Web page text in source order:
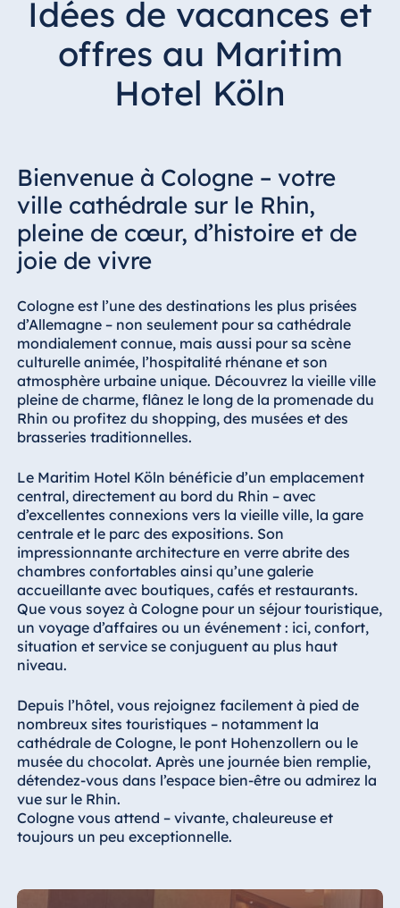
Hotel Bonn
Hotel Bremen
Hotel Darmstadt
Hotel am
Schlossgarten
Fulda
Airport Hotel
Hannover
Hotel Bellevue
Kiel
Hotel Köln
Hotel
Königswinter
Hotel Magdeburg
Hotel Stuttgart
Seehotel
Timmendorfer
Strand
TitiseeHotel
Titisee-Neustadt
Strandhotel
Travemünde
Star-Apart Hansa
Hotel Wiesbaden
Hotel Würzburg
Egypte
Idées de vacances et
offres au Maritim
Hotel Köln
Bienvenue à Cologne – votre
ville cathédrale sur le Rhin,
pleine de cœur, d’histoire et de
joie de vivre
Cologne est l’une des destinations les plus prisées
d’Allemagne – non seulement pour sa cathédrale
mondialement connue, mais aussi pour sa scène
culturelle animée, l’hospitalité rhénane et son
atmosphère urbaine unique. Découvrez la vieille ville
pleine de charme, flânez le long de la promenade du
Rhin ou profitez du shopping, des musées et des
brasseries traditionnelles.
Le Maritim Hotel Köln bénéficie d’un emplacement
central, directement au bord du Rhin – avec
d’excellentes connexions vers la vieille ville, la gare
centrale et le parc des expositions. Son
impressionnante architecture en verre abrite des
chambres confortables ainsi qu’une galerie
accueillante avec boutiques, cafés et restaurants.
Que vous soyez à Cologne pour un séjour touristique,
un voyage d’affaires ou un événement : ici, confort,
situation et service se conjuguent au plus haut
niveau.
Depuis l’hôtel, vous rejoignez facilement à pied de
nombreux sites touristiques – notamment la
cathédrale de Cologne, le pont Hohenzollern ou le
musée du chocolat. Après une journée bien remplie,
détendez-vous dans l’espace bien-être ou admirez la
vue sur le Rhin.
Cologne vous attend – vivante, chaleureuse et
toujours un peu exceptionnelle.